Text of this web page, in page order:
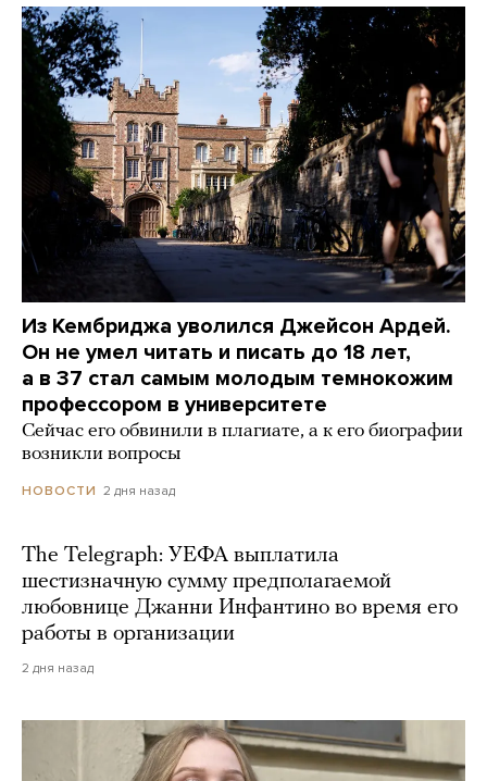
Из Кембриджа уволился Джейсон Ардей.
Он не умел читать и писать до 18 лет,
а в 37 стал самым молодым темнокожим
профессором в университете
Сейчас его обвинили в плагиате, а к его биографии
возникли вопросы
НОВОСТИ 2 дня назад
The Telegraph: УЕФА выплатила
шестизначную сумму предполагаемой
любовнице Джанни Инфантино во время его
работы в организации
2 дня назад